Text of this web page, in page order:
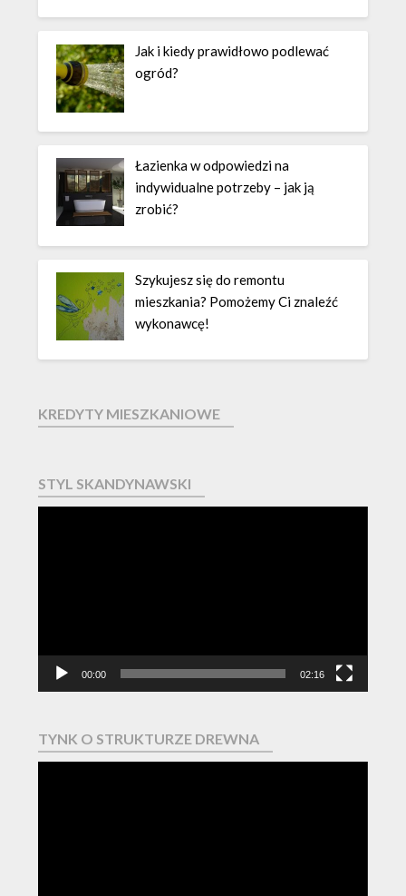
Jak i kiedy prawidłowo podlewać
ogród?
Łazienka w odpowiedzi na
indywidualne potrzeby – jak ją
zrobić?
Szykujesz się do remontu
mieszkania? Pomożemy Ci znaleźć
wykonawcę!
KREDYTY MIESZKANIOWE
STYL SKANDYNAWSKI
00:00 02:16
TYNK O STRUKTURZE DREWNA